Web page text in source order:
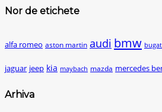
Nor de etichete
alfa romeo aston martin audi bmw
jaguar jeep kia maybach mazda mercedes
Arhiva